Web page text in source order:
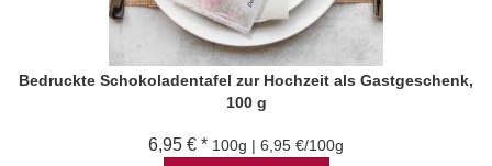
Bedruckte Schokoladentafel zur Hochzeit als Gastgeschenk,
100 g
6,95 € * 100g | 6,95 €/100g